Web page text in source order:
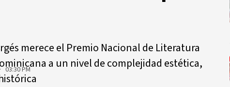
merece el Premio Nacional de Literatura
a un nivel de complejidad estética,
03:30 PM